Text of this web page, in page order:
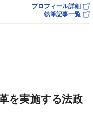
プロフィール詳細
執筆記事一覧
を実施する法政